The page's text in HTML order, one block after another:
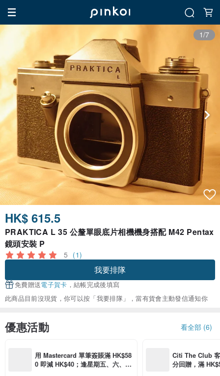
1/7
HK$ 615.5
PRAKTICA L 35 公釐單眼底片相機機身搭配 M42 Pentax
鏡頭安裝 P
5 (1)
我要排隊
免費贈送電子賀卡 ，結帳完成後填寫
此商品目前沒現貨，你可以按「我要排隊」，當有貨會主動發信通知你
優惠活動 看全部 (6)
用 Mastercard 單筆簽賬滿 HK$58
0 即減 HK$40；逢星期五、六、日
Citi The Club
分回贈，滿